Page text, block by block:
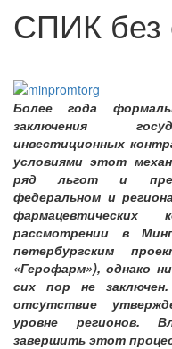
СПИК без
Более года
заключения
инвестиционных
условиями этот
ряд льгот и
федеральном и
рассмотрении в
петербургским
«Герофарм»), однако
сих пор не
отсутствие
уровне регионов.
завершить этот